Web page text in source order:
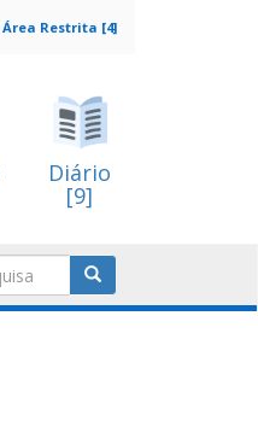
Área Restrita [4]
Diário
[9]